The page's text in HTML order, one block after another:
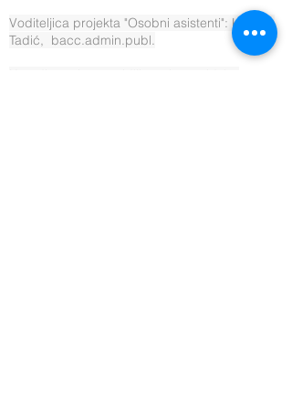
Voditeljica projekta "Osobni asistenti": Kristina
Tadić, bacc.admin.publ.